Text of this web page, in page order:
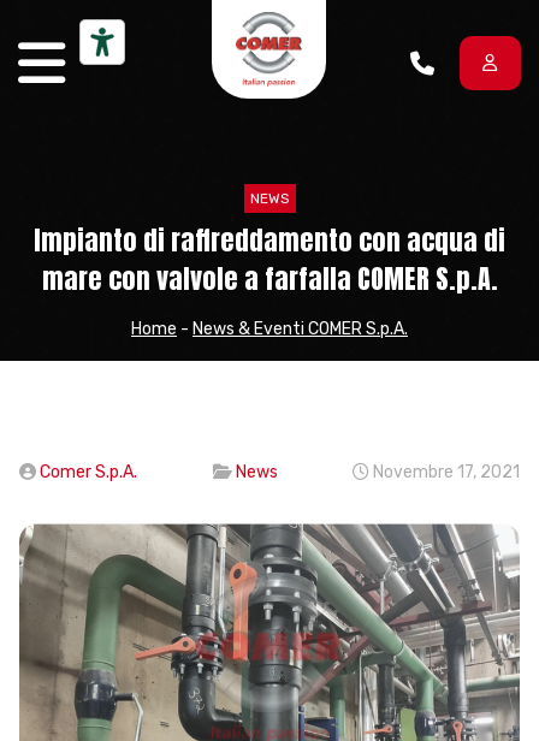
NEWS
Impianto di raffreddamento con acqua di
mare con valvole a farfalla COMER S.p.A.
Home - News & Eventi COMER S.p.A.
Comer S.p.A. News Novembre 17, 2021